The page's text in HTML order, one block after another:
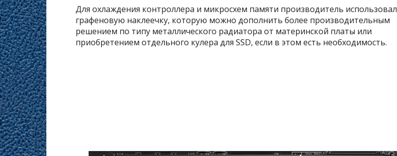
Для охлаждения контроллера и микросхем памяти производитель использовал
графеновую наклеечку, которую можно дополнить более производительным
решением по типу металлического радиатора от материнской платы или
приобретением отдельного кулера для SSD, если в этом есть необходимость.